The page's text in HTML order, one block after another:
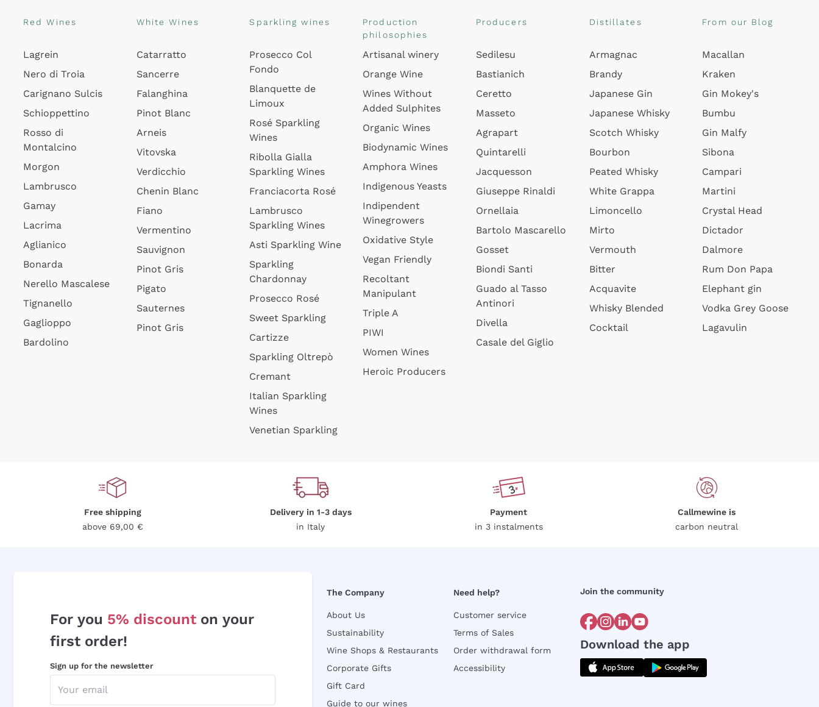
Red Wines
Lagrein
Nero di Troia
Carignano Sulcis
Schioppettino
Rosso di
Montalcino
Morgon
Lambrusco
Gamay
Lacrima
Aglianico
Bonarda
Nerello Mascalese
Tignanello
Gaglioppo
Bardolino
White Wines
Catarratto
Sancerre
Falanghina
Pinot Blanc
Arneis
Vitovska
Verdicchio
Chenin Blanc
Fiano
Vermentino
Sauvignon
Pinot Gris
Pigato
Sauternes
Pinot Gris
Sparkling wines
Prosecco Col
Fondo
Blanquette de
Limoux
Rosé Sparkling
Wines
Ribolla Gialla
Sparkling Wines
Franciacorta Rosé
Lambrusco
Sparkling Wines
Asti Sparkling Wine
Sparkling
Chardonnay
Prosecco Rosé
Sweet Sparkling
Cartizze
Sparkling Oltrepò
Cremant
Italian Sparkling
Wines
Venetian Sparkling
Production
philosophies
Artisanal winery
Orange Wine
Wines Without
Added Sulphites
Organic Wines
Biodynamic Wines
Amphora Wines
Indigenous Yeasts
Indipendent
Winegrowers
Oxidative Style
Vegan Friendly
Recoltant
Manipulant
Triple A
PIWI
Women Wines
Heroic Producers
Producers
Sedilesu
Bastianich
Ceretto
Masseto
Agrapart
Quintarelli
Jacquesson
Giuseppe Rinaldi
Ornellaia
Bartolo Mascarello
Gosset
Biondi Santi
Guado al Tasso
Antinori
Divella
Casale del Giglio
Distillates
Armagnac
Brandy
Japanese Gin
Japanese Whisky
Scotch Whisky
Bourbon
Peated Whisky
White Grappa
Limoncello
Mirto
Vermouth
Bitter
Acquavite
Whisky Blended
Cocktail
From our Blog
Macallan
Kraken
Gin Mokey's
Bumbu
Gin Malfy
Sibona
Campari
Martini
Crystal Head
Dictador
Dalmore
Rum Don Papa
Elephant gin
Vodka Grey Goose
Lagavulin
Free shipping
above 69,00 €
Delivery in 1-3 days
in Italy
Payment
in 3 instalments
Callmewine is
carbon neutral
For you 5% discount on your
first order!
Sign up for the newsletter
The Company
About Us
Sustainability
Wine Shops & Restaurants
Corporate Gifts
Gift Card
Guide to our wines
Need help?
Customer service
Terms of Sales
Order withdrawal form
Accessibility
Join the community
Download the app